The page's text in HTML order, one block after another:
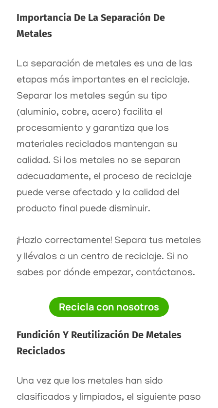
Importancia De La Separación De
Metales
La separación de metales es una de las
etapas más importantes en el reciclaje.
Separar los metales según su tipo
(aluminio, cobre, acero) facilita el
procesamiento y garantiza que los
materiales reciclados mantengan su
calidad. Si los metales no se separan
adecuadamente, el proceso de reciclaje
puede verse afectado y la calidad del
producto final puede disminuir.
¡Hazlo correctamente! Separa tus metales
y llévalos a un centro de reciclaje. Si no
sabes por dónde empezar, contáctanos.
Recicla con nosotros
Fundición Y Reutilización De Metales
Reciclados
Una vez que los metales han sido
clasificados y limpiados, el siguiente paso